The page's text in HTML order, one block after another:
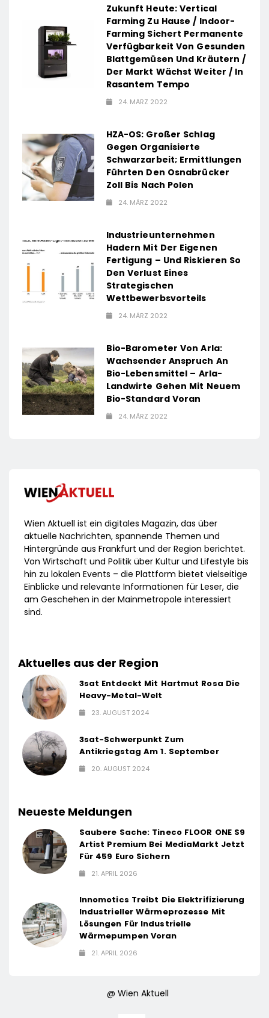
Zukunft Heute: Vertical
Farming Zu Hause / Indoor-
Farming Sichert Permanente
Verfügbarkeit Von Gesunden
Blattgemüsen Und Kräutern /
Der Markt Wächst Weiter / In
Rasantem Tempo
24. MÄRZ 2022
HZA-OS: Großer Schlag
Gegen Organisierte
Schwarzarbeit; Ermittlungen
Führten Den Osnabrücker
Zoll Bis Nach Polen
24. MÄRZ 2022
Industrieunternehmen
Hadern Mit Der Eigenen
Fertigung – Und Riskieren So
Den Verlust Eines
Strategischen
Wettbewerbsvorteils
24. MÄRZ 2022
Bio-Barometer Von Arla:
Wachsender Anspruch An
Bio-Lebensmittel – Arla-
Landwirte Gehen Mit Neuem
Bio-Standard Voran
24. MÄRZ 2022
Wien Aktuell ist ein digitales Magazin, das über
aktuelle Nachrichten, spannende Themen und
Hintergründe aus Frankfurt und der Region berichtet.
Von Wirtschaft und Politik über Kultur und Lifestyle bis
hin zu lokalen Events – die Plattform bietet vielseitige
Einblicke und relevante Informationen für Leser, die
am Geschehen in der Mainmetropole interessiert
sind.
Aktuelles aus der Region
3sat Entdeckt Mit Hartmut Rosa Die
Heavy-Metal-Welt
23. AUGUST 2024
3sat-Schwerpunkt Zum
Antikriegstag Am 1. September
20. AUGUST 2024
Neueste Meldungen
Saubere Sache: Tineco FLOOR ONE S9
Artist Premium Bei MediaMarkt Jetzt
Für 459 Euro Sichern
21. APRIL 2026
Innomotics Treibt Die Elektrifizierung
Industrieller Wärmeprozesse Mit
Lösungen Für Industrielle
Wärmepumpen Voran
21. APRIL 2026
@ Wien Aktuell